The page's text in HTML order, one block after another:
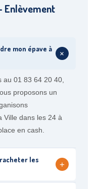
Enlèvement
mon épave à +
au 01 83 64 20 40,
proposons un
Ville dans les 24 à
en cash.
les
+